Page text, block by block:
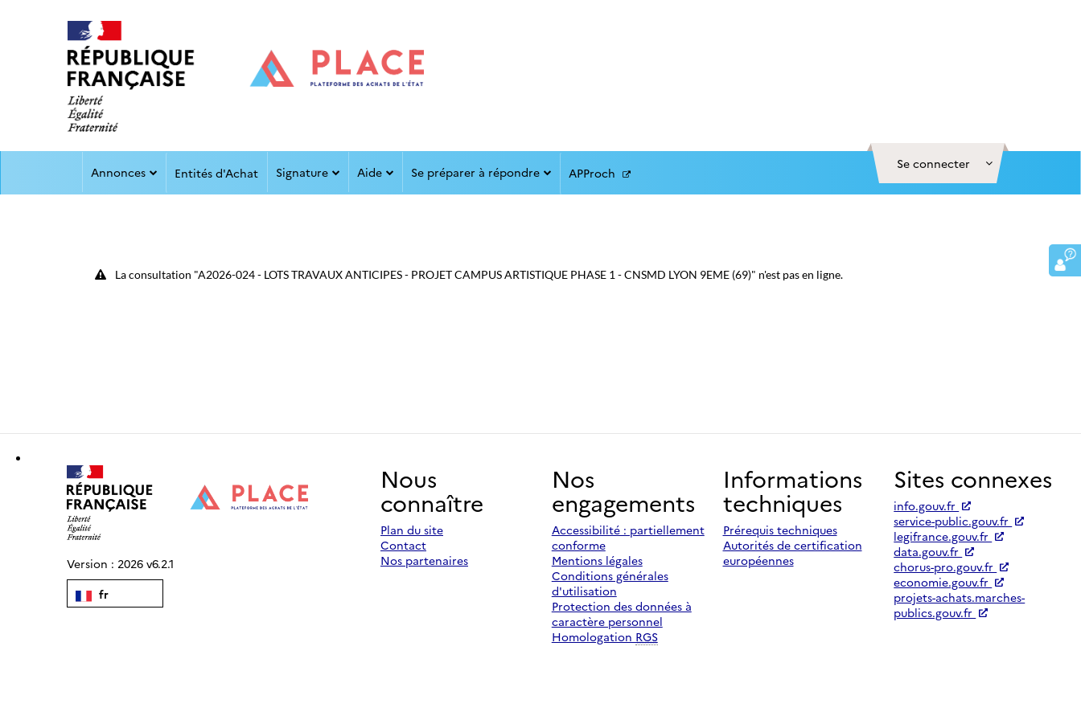
Se connecter
Annonces Entités d'Achat Signature Aide Se préparer à répondre APProch
La consultation "A2026-024 - LOTS TRAVAUX ANTICIPES - PROJET CAMPUS ARTISTIQUE PHASE 1 - CNSMD LYON 9EME (69)" n'est pas en ligne.
Version : 2026 v6.2.1
fr
Nous
connaître
Plan du site
Contact
Nos partenaires
Nos
engagements
Accessibilité : partiellement
conforme
Mentions légales
Conditions générales
d'utilisation
Protection des données à
caractère personnel
Homologation RGS
Informations
techniques
Prérequis techniques
Autorités de certification
européennes
Sites connexes
info.gouv.fr
service-public.gouv.fr
legifrance.gouv.fr
data.gouv.fr
chorus-pro.gouv.fr
economie.gouv.fr
projets-achats.marches-
publics.gouv.fr